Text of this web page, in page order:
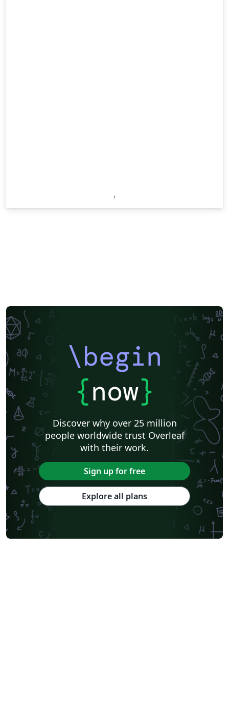
\begin
{now}
Discover why over 25 million
people worldwide trust Overleaf
with their work.
Sign up for free
Explore all plans